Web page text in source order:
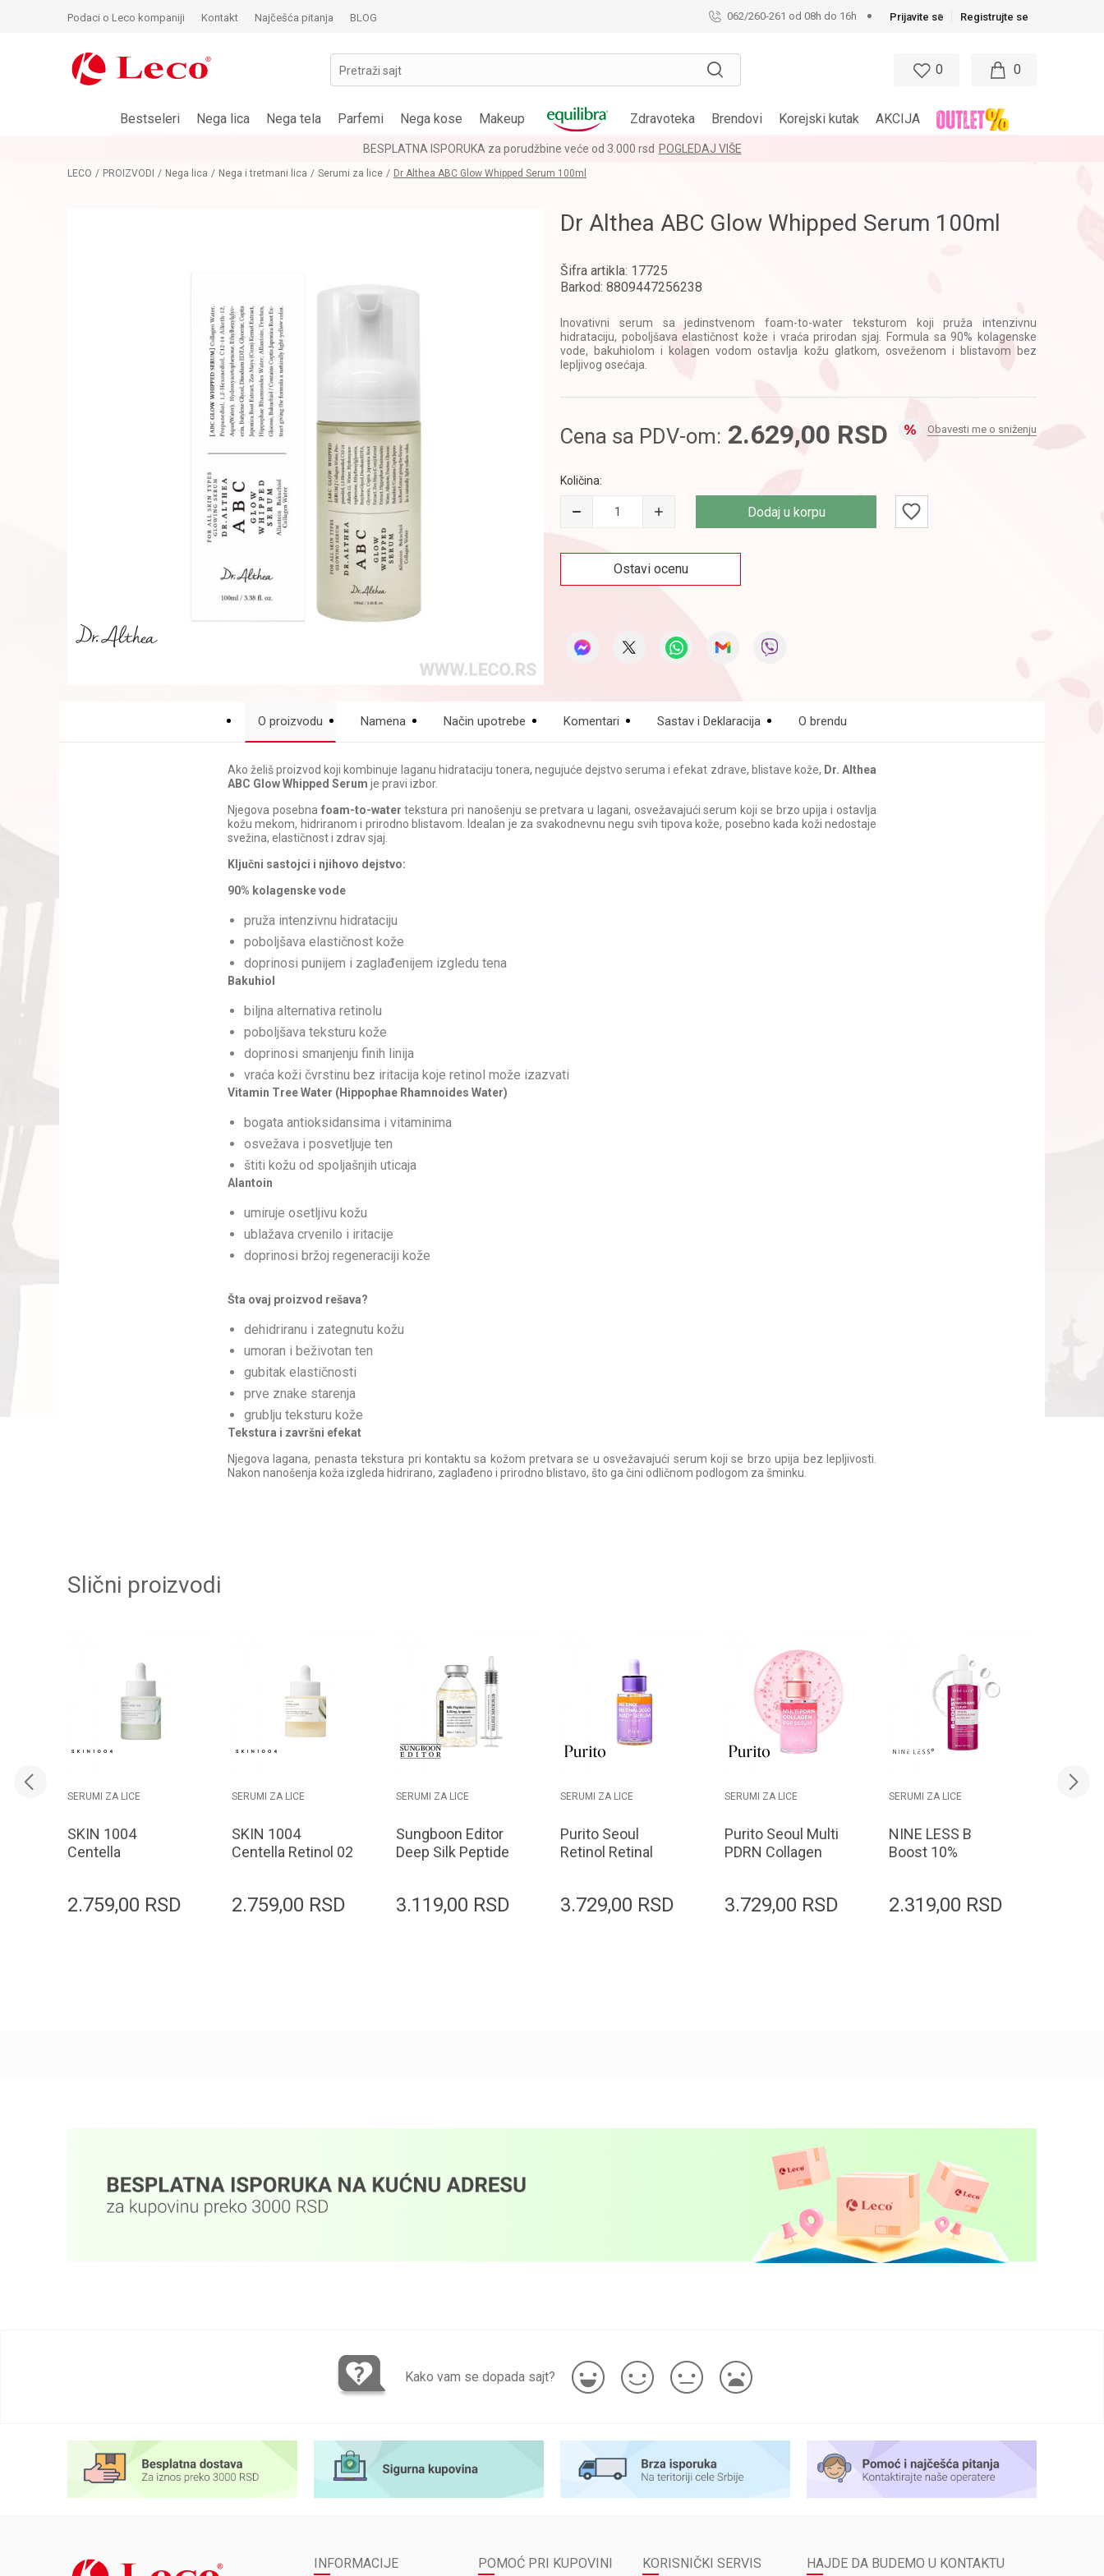
Podaci o Leco kompaniji Kontakt Najčešća pitanja BLOG Prijavite se Registrujte se
062/260-261 od 08h do 16h
Pretraži sajt 0
0
Bestseleri Nega lica Nega tela Parfemi Nega kose Makeup Zdravoteka Brendovi Korejski kutak AKCIJA
BESPLATNA ISPORUKA za porudžbine veće od 3.000 rsd POGLEDAJ VIŠE
LECO PROIZVODI Nega lica Nega i tretmani lica Serumi za lice Dr Althea ABC Glow Whipped Serum 100ml
Dr Althea ABC Glow Whipped Serum 100ml
Šifra artikla: 17725
Barkod: 8809447256238
Inovativni serum sa jedinstvenom foam-to-water teksturom koji pruža intenzivnu
hidrataciju, poboljšava elastičnost kože i vraća prirodan sjaj. Formula sa 90% kolagenske
vode, bakuhiolom i kolagen vodom ostavlja kožu glatkom, osveženom i blistavom bez
lepljivog osećaja.
Cena sa PDV-om: 2.629,00 RSD Obavesti me o sniženju
Količina:
Dodaj u korpu
Ostavi ocenu
O proizvodu Namena Način upotrebe Komentari Sastav i Deklaracija O brendu
Ako želiš proizvod koji kombinuje laganu hidrataciju tonera, negujuće dejstvo seruma i efekat zdrave, blistave kože, Dr. Althea
ABC Glow Whipped Serum je pravi izbor.
Njegova posebna foam-to-water tekstura pri nanošenju se pretvara u lagani, osvežavajući serum koji se brzo upija i ostavlja
kožu mekom, hidriranom i prirodno blistavom. Idealan je za svakodnevnu negu svih tipova kože, posebno kada koži nedostaje
svežina, elastičnost i zdrav sjaj.
Ključni sastojci i njihovo dejstvo:
90% kolagenske vode
pruža intenzivnu hidrataciju
poboljšava elastičnost kože
doprinosi punijem i zaglađenijem izgledu tena
Bakuhiol
biljna alternativa retinolu
poboljšava teksturu kože
doprinosi smanjenju finih linija
vraća koži čvrstinu bez iritacija koje retinol može izazvati
Vitamin Tree Water (Hippophae Rhamnoides Water)
bogata antioksidansima i vitaminima
osvežava i posvetljuje ten
štiti kožu od spoljašnjih uticaja
Alantoin
umiruje osetljivu kožu
ublažava crvenilo i iritacije
doprinosi bržoj regeneraciji kože
Šta ovaj proizvod rešava?
dehidriranu i zategnutu kožu
umoran i beživotan ten
gubitak elastičnosti
prve znake starenja
grublju teksturu kože
Tekstura i završni efekat
Njegova lagana, penasta tekstura pri kontaktu sa kožom pretvara se u osvežavajući serum koji se brzo upija bez lepljivosti.
Nakon nanošenja koža izgleda hidrirano, zaglađeno i prirodno blistavo, što ga čini odličnom podlogom za šminku.
Slični proizvodi
SERUMI ZA LICE
SKIN 1004
Centella
2.759,00 RSD
SERUMI ZA LICE
SKIN 1004
Centella Retinol 02
2.759,00 RSD
SERUMI ZA LICE
Sungboon Editor
Deep Silk Peptide
3.119,00 RSD
SERUMI ZA LICE
Purito Seoul
Retinol Retinal
3.729,00 RSD
SERUMI ZA LICE
Purito Seoul Multi
PDRN Collagen
3.729,00 RSD
SERUMI ZA LICE
NINE LESS B
Boost 10%
2.319,00 RSD
Kako vam se dopada sajt?
INFORMACIJE POMOĆ PRI KUPOVINI KORISNIČKI SERVIS HAJDE DA BUDEMO U KONTAKTU